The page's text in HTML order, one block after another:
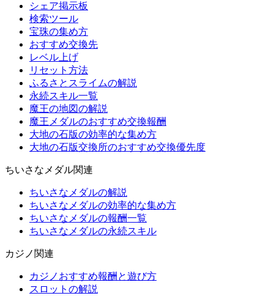
シェア掲示板
検索ツール
宝珠の集め方
おすすめ交換先
レベル上げ
リセット方法
ふるさとスライムの解説
永続スキル一覧
魔王の地図の解説
魔王メダルのおすすめ交換報酬
大地の石版の効率的な集め方
大地の石版交換所のおすすめ交換優先度
ちいさなメダル関連
ちいさなメダルの解説
ちいさなメダルの効率的な集め方
ちいさなメダルの報酬一覧
ちいさなメダルの永続スキル
カジノ関連
カジノおすすめ報酬と遊び方
スロットの解説